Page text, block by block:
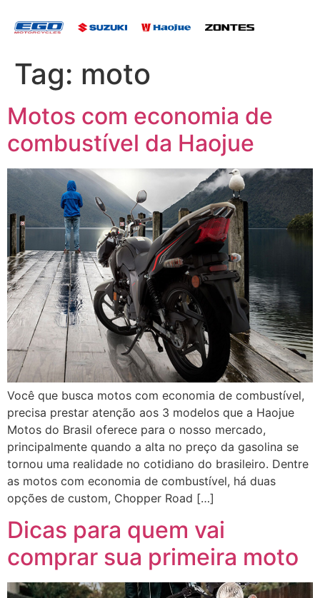
Tag: moto
Motos com economia de
combustível da Haojue
Você que busca motos com economia de combustível,
precisa prestar atenção aos 3 modelos que a Haojue
Motos do Brasil oferece para o nosso mercado,
principalmente quando a alta no preço da gasolina se
tornou uma realidade no cotidiano do brasileiro. Dentre
as motos com economia de combustível, há duas
opções de custom, Chopper Road […]
Dicas para quem vai
comprar sua primeira moto